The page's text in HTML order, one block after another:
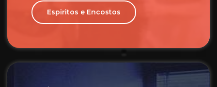
Espiritos e Encostos